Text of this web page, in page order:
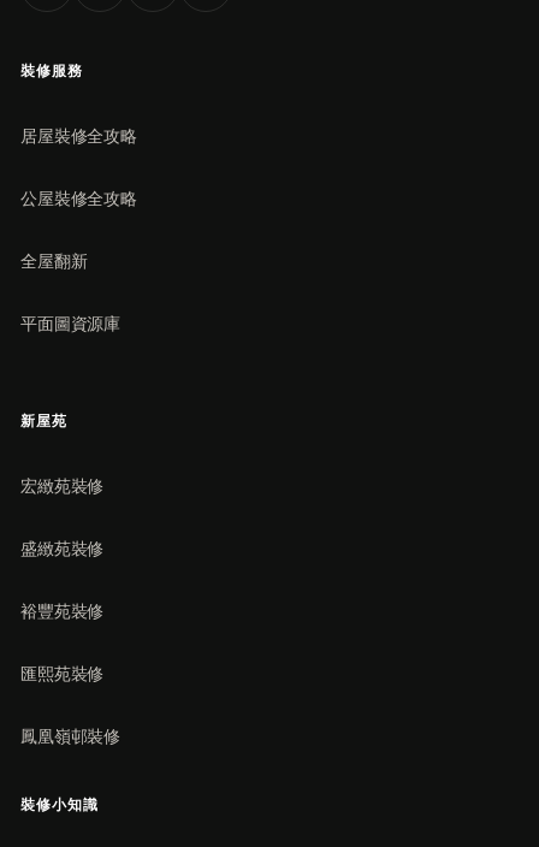
裝修服務
居屋裝修全攻略
公屋裝修全攻略
全屋翻新
平面圖資源庫
新屋苑
宏緻苑裝修
盛緻苑裝修
裕豐苑裝修
匯熙苑裝修
鳳凰嶺邨裝修
裝修小知識